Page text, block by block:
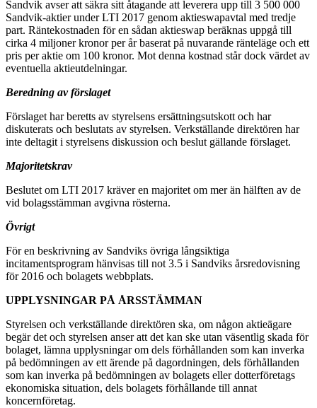
Sandvik avser att säkra sitt åtagande att leverera upp till 3 500 000
Sandvik-aktier under LTI 2017 genom aktieswapavtal med tredje
part. Räntekostnaden för en sådan aktieswap beräknas uppgå till
cirka 4 miljoner kronor per år baserat på nuvarande ränteläge och ett
pris per aktie om 100 kronor. Mot denna kostnad står dock värdet av
eventuella aktieutdelningar.
Beredning av förslaget
Förslaget har beretts av styrelsens ersättningsutskott och har
diskuterats och beslutats av styrelsen. Verkställande direktören har
inte deltagit i styrelsens diskussion och beslut gällande förslaget.
Majoritetskrav
Beslutet om LTI 2017 kräver en majoritet om mer än hälften av de
vid bolagsstämman avgivna rösterna.
Övrigt
För en beskrivning av Sandviks övriga långsiktiga
incitamentsprogram hänvisas till not 3.5 i Sandviks årsredovisning
för 2016 och bolagets webbplats.
UPPLYSNINGAR PÅ ÅRSSTÄMMAN
Styrelsen och verkställande direktören ska, om någon aktieägare
begär det och styrelsen anser att det kan ske utan väsentlig skada för
bolaget, lämna upplysningar om dels förhållanden som kan inverka
på bedömningen av ett ärende på dagordningen, dels förhållanden
som kan inverka på bedömningen av bolagets eller dotterföretags
ekonomiska situation, dels bolagets förhållande till annat
koncernföretag.